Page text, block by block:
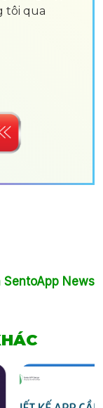
tôi qua
SentoApp News